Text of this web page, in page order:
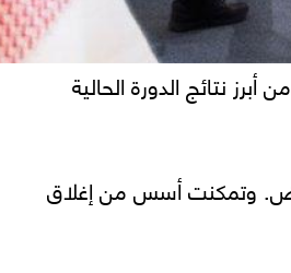
ريال سعودي خلال مشاركتها في معرض سيتي سكيب 2025، في إنجاز يُعد من أبرز نتائج الدورة الحالية
وتمكنت أسس من إغلاق